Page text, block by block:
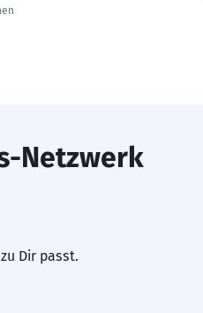
Netzwerk
Dir passt.